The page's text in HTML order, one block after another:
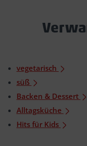
vegetarisch
süß
Backen & Dessert
Alltagsküche
Hits für Kids